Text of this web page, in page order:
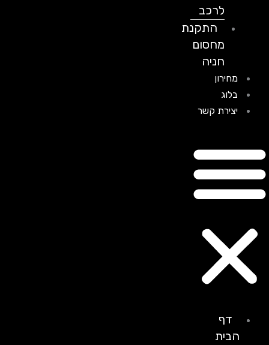
לרכב
התקנת
מחסום
חניה
מחירון
בלוג
יצירת קשר
דף
הבית